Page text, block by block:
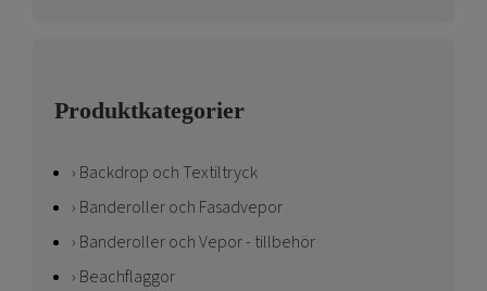
Produktkategorier
Backdrop och Textiltryck
Banderoller och Fasadvepor
Banderoller och Vepor - tillbehör
Beachflaggor